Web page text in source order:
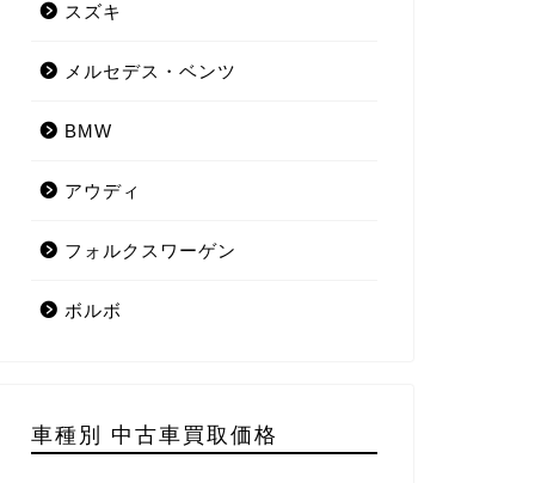
スズキ
メルセデス・ベンツ
BMW
アウディ
フォルクスワーゲン
ボルボ
車種別 中古車買取価格